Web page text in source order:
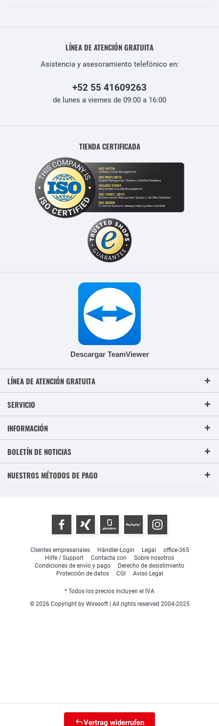
LÍNEA DE ATENCIÓN GRATUITA
Asistencia y asesoramiento telefónico en:
+52 55 41609263
de lunes a viernes de 09:00 a 16:00
TIENDA CERTIFICADA
Descargar TeamViewer
LÍNEA DE ATENCIÓN GRATUITA
SERVICIO
INFORMACIÓN
BOLETÍN DE NOTICIAS
NUESTROS MÉTODOS DE PAGO
Clientes empresariales Händler-Login Legal
office-365
Hilfe / Support
Contacta con
Sobre nosotros
Condiciones de envío y pago
Derecho de desistimiento
Protección de datos
CGI Aviso Legal
* Todos los precios incluyen el IVA
© 2026 Copyright by Wiresoft | All rights reserved 2004-2025
Vertrag widerrufen